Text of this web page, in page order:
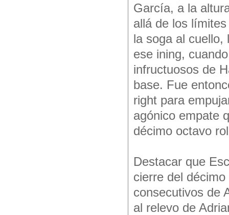
García, a la
allá de los
la soga al cuello,
ese ining,
infructuosos de
base. Fue
right para
agónico empate
décimo octavo
Destacar que
cierre del
consecutivos de
al relevo de